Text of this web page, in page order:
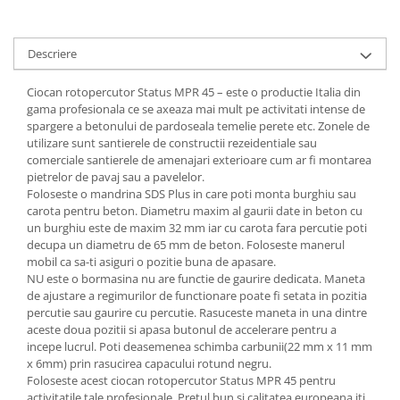
Incubatoare, oparitoare si
deplumatoare
Echipamente pentru animale
Aparate de tuns animale
Piese si accesorii aparate de tuns
animale
Tarcuri animale
Semanatori
Masini batut stalpi si accesorii
Roabe & accesorii
Casute gradina si cutii depozitare
Mobilier gradina
Corturi, Prelate si plase de
umbrire
Lopeti zapada
Descriere
Ciocan rotopercutor Status MPR 45 – este o productie Italia din
gama profesionala ce se axeaza mai mult pe activitati intense de
spargere a betonului de pardoseala temelie perete etc. Zonele de
utilizare sunt santierele de constructii rezeidentiale sau
comerciale santierele de amenajari exterioare cum ar fi montarea
pietrelor de pavaj sau a pavelelor.
Foloseste o mandrina SDS Plus in care poti monta burghiu sau
carota pentru beton. Diametru maxim al gaurii date in beton cu
un burghiu este de maxim 32 mm iar cu carota fara percutie poti
decupa un diametru de 65 mm de beton. Foloseste manerul
mobil ca sa-ti asiguri o pozitie buna de apasare.
NU este o bormasina nu are functie de gaurire dedicata. Maneta
de ajustare a regimurilor de functionare poate fi setata in pozitia
percutie sau gaurire cu percutie. Rasuceste maneta in una dintre
aceste doua pozitii si apasa butonul de accelerare pentru a
incepe lucrul. Poti deasemenea schimba carbunii(22 mm x 11 mm
x 6mm) prin rasucirea capacului rotund negru.
Foloseste acest ciocan rotopercutor Status MPR 45 pentru